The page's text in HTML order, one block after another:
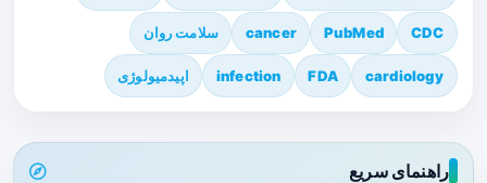
CDC
PubMed
cancer سلامت روان
cardiology
FDA
infection اپیدمیولوژی
راهنمای سریع